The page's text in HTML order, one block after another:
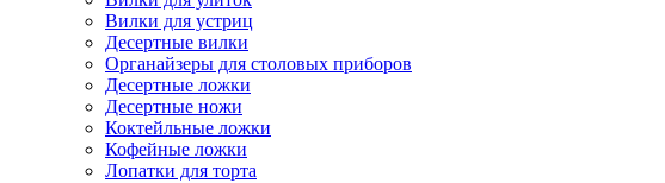
Вилки для устриц
Десертные вилки
Органайзеры для столовых приборов
Десертные ложки
Десертные ножи
Коктейльные ложки
Кофейные ложки
Лопатки для торта